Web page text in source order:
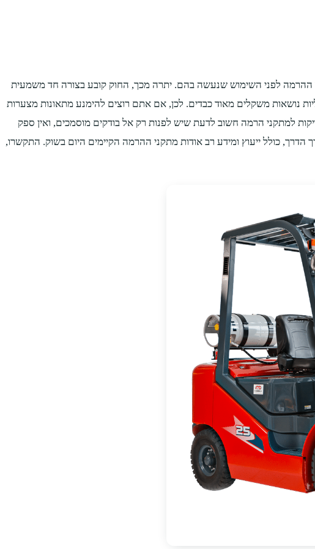
ההרמה לפני השימוש שנעשה בהם. יתרה מכך, החוק קובע בצורה חד משמעית
מלגזות חשמליות נושאות משקלים מאוד כבדים. לכן, אם אתם רוצים להימנע מתאונות מצערות
למתקני הרמה חשוב לדעת שיש לפנות רק אל בודקים מוסמכים, ואין ספק
הדרך, כולל ייעוץ ומידע רב אודות מתקני ההרמה הקיימים היום בשוק. התקשרו,